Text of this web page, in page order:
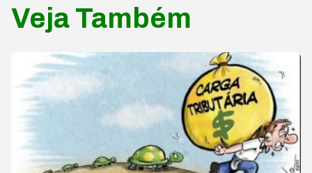
Veja Também